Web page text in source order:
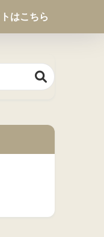
はこちら